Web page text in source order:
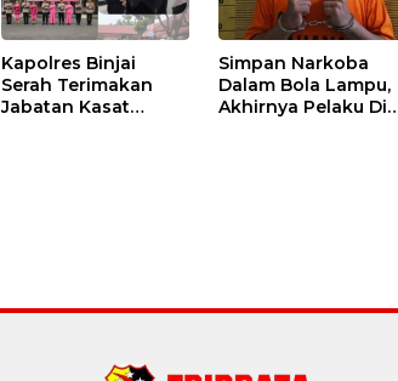
Kapolres Binjai
Serah Terimakan
Jabatan Kasat
Simpan Narkoba
Dalam Bola Lampu,
Akhirnya Pelaku Di